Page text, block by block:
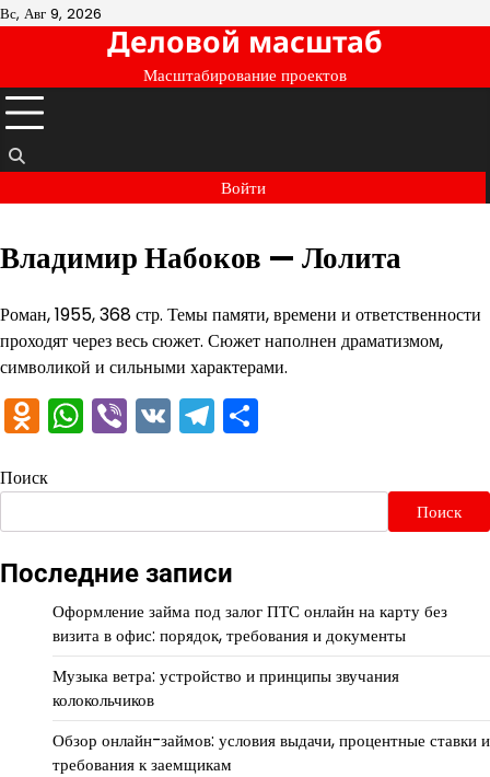
Перейти
Вс, Авг 9, 2026
Деловой масштаб
Масштабирование проектов
Войти
Владимир Набоков — Лолита
Роман, 1955, 368 стр. Темы памяти, времени и ответственности
проходят через весь сюжет. Сюжет наполнен драматизмом,
символикой и сильными характерами.
Odnoklassniki
WhatsApp
Viber
VKTelegram
Поиск
Поиск
Последние записи
Оформление займа под залог ПТС онлайн на карту без
визита в офис: порядок, требования и документы
Музыка ветра: устройство и принципы звучания
колокольчиков
Обзор онлайн-займов: условия выдачи, процентные ставки и
требования к заемщикам